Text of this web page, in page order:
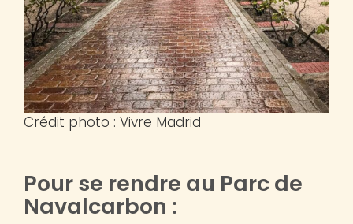
Crédit photo : Vivre Madrid
Pour se rendre au Parc de
Navalcarbon :